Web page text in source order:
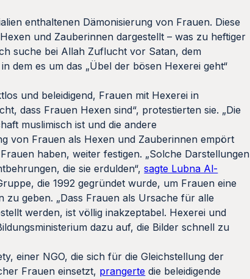
enthaltenen Dämonisierung von Frauen. Diese
und Zauberinnen dargestellt – was zu heftiger
suche bei Allah Zuflucht vor Satan, dem
dem es um das „Übel der bösen Hexerei geht“
und beleidigend, Frauen mit Hexerei in
dass Frauen Hexen sind“, protestierten sie. „Die
muslimisch ist und die andere
von Frauen als Hexen und Zauberinnen empört
haben, weiter festigen. „Solche Darstellungen
die sie erdulden“,sagte Lubna Al-
die 1992 gegründet wurde, um Frauen eine
zu geben. „Dass Frauen als Ursache für alle
werden, ist völlig inakzeptabel. Hexerei und
dazu auf, die Bilder schnell zu
einer NGO, die sich für die Gleichstellung der
Frauen einsetzt, prangerte die beleidigende